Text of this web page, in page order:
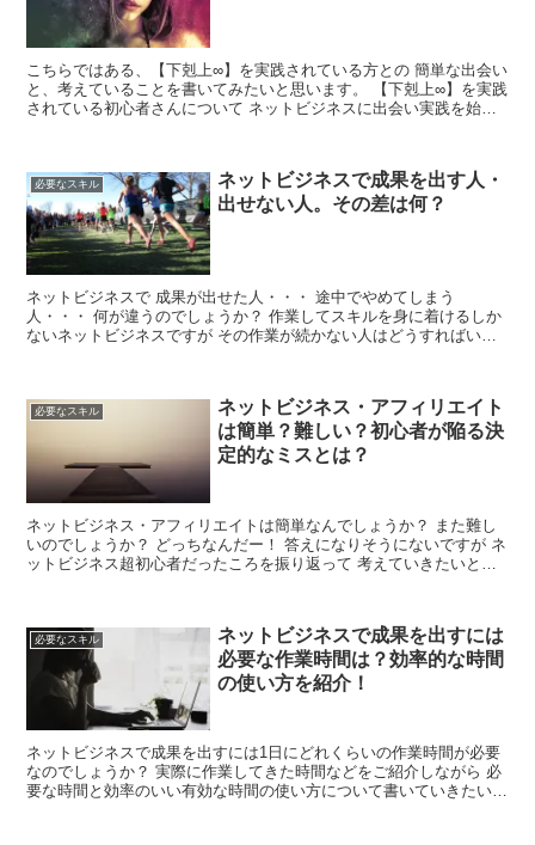
こちらではある、【下剋上∞】を実践されている方との 簡単な出会い
と、考えていることを書いてみたいと思います。 【下剋上∞】を実践
されている初心者さんについて ネットビジネスに出会い実践を始め
必要なスキル
ネットビジネスで成果を出す人・
出せない人。その差は何？
ネットビジネスで 成果が出せた人・・・ 途中でやめてしまう
人・・・ 何が違うのでしょうか？ 作業してスキルを身に着けるしか
ないネットビジネスですが その作業が続かない人はどうすればいい
必要なスキル
ネットビジネス・アフィリエイト
は簡単？難しい？初心者が陥る決
定的なミスとは？
ネットビジネス・アフィリエイトは簡単なんでしょうか？ また難し
いのでしょうか？ どっちなんだー！ 答えになりそうにないですが ネ
ットビジネス超初心者だったころを振り返って 考えていきたいと思
必要なスキル
ネットビジネスで成果を出すには
必要な作業時間は？効率的な時間
の使い方を紹介！
ネットビジネスで成果を出すには1日にどれくらいの作業時間が必要
なのでしょうか？ 実際に作業してきた時間などをご紹介しながら 必
要な時間と効率のいい有効な時間の使い方について書いていきたいと